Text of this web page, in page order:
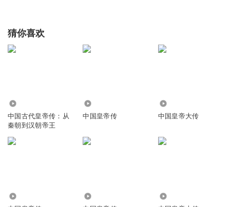
猜你喜欢
中国古代皇帝传：从
秦朝到汉朝帝王
中国皇帝传 中国皇帝大传